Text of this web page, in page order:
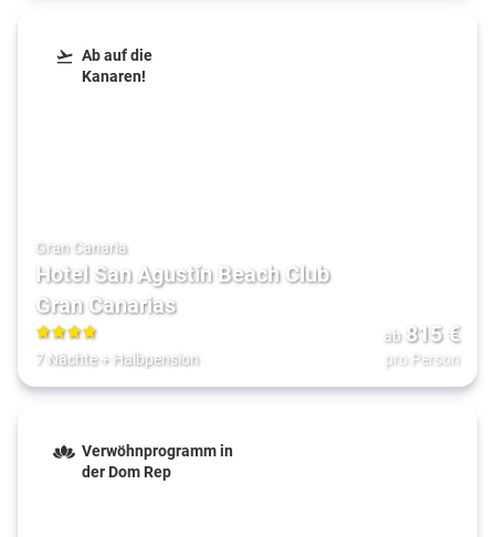
Ab auf die
Kanaren!
Gran Canaria
Hotel San Agustín Beach Club
Gran Canarias
4
7 Nächte+ Halbpension
ab 815€
pro Person
Verwöhnprogramm in
der Dom Rep